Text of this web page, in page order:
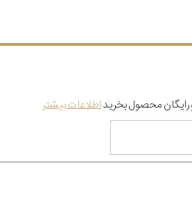
رایگان محصول بخریداطلاعات بیشتر